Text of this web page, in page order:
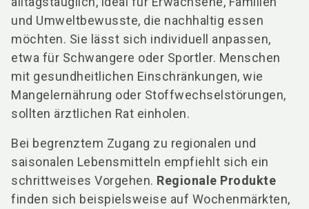
und Umweltbewusste, die nachhaltig essen
möchten. Sie lässt sich individuell anpassen,
etwa für Schwangere oder Sportler. Menschen
mit gesundheitlichen Einschränkungen, wie
Mangelernährung oder Stoffwechselstörungen,
sollten ärztlichen Rat einholen.
Bei begrenztem Zugang zu regionalen und
saisonalen Lebensmitteln empfiehlt sich ein
schrittweises Vorgehen. Regionale Produkte
finden sich beispielsweise auf Wochenmärkten,